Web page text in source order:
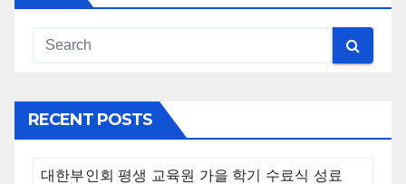
RECENT POSTS
대한부인회 평생 교육원 가을 학기 수료식 성료